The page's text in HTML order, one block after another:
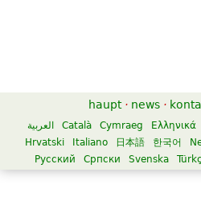
haupt · news ·
العربية Català Cymraeg Ελληνικά
Hrvatski
Italiano 日本語 한국어
Русский
Српски Svenska